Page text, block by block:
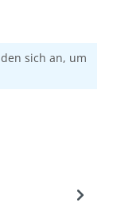
sich an, um